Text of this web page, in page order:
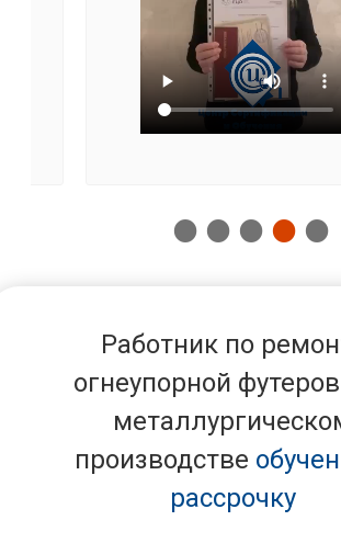
Работник по
огнеупорной
производстве
рассрочку